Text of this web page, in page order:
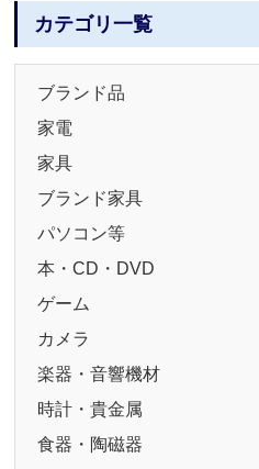
カテゴリ一覧
ブランド品
家電
家具
ブランド家具
パソコン等
本・CD・DVD
ゲーム
カメラ
楽器・音響機材
時計・貴金属
食器・陶磁器